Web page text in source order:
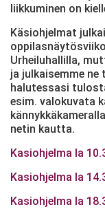
liikkuminen on
Käsiohjelmat
Urheiluhallilla,
ja julkaisemme
halutessasi
esim. valokuvata
netin kautta.
Kasiohjelma la
Kasiohjelma la
Kasiohjelma la